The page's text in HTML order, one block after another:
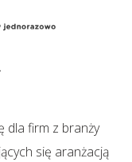
dla firm z branży
się aranżacją